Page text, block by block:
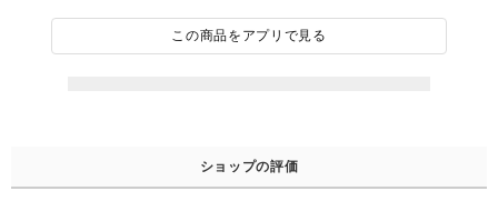
この商品をアプリで見る
ショップの評価